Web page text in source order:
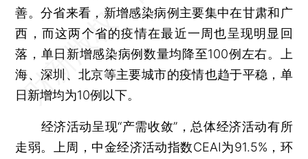
善。分省来看，新增感染病例主要集中在甘肃和广
西，而这两个省的疫情在最近一周也呈现明显回
落，单日新增感染病例数量均降至100例左右。上
海、深圳、北京等主要城市的疫情也趋于平稳，单
日新增均为10例以下。
经济活动呈现“产需收敛”，总体经济活动有所
走弱。上周，中金经济活动指数CEAI为91.5%，环